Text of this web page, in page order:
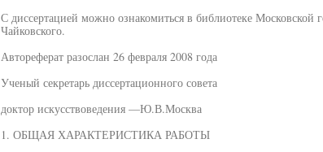
С диссертацией можно ознакомиться в библиотеке Московской
Чайковского.
Автореферат разослан 26 февраля 2008 года
Ученый секретарь диссертационного совета
доктор искусствоведения —Ю.В.Москва
1. ОБЩАЯ ХАРАКТЕРИСТИКА РАБОТЫ